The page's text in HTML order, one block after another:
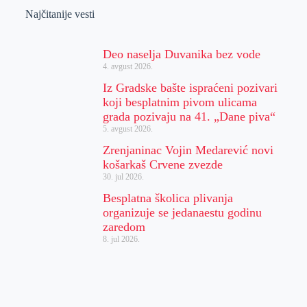
Najčitanije vesti
Deo naselja Duvanika bez vode
4. avgust 2026.
Iz Gradske bašte ispraćeni pozivari
koji besplatnim pivom ulicama
grada pozivaju na 41. „Dane piva“
5. avgust 2026.
Zrenjaninac Vojin Medarević novi
košarkaš Crvene zvezde
30. jul 2026.
Besplatna školica plivanja
organizuje se jedanaestu godinu
zaredom
8. jul 2026.